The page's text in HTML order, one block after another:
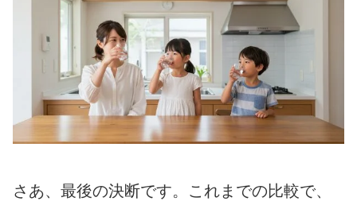
さあ、最後の決断です。これまでの比較で、